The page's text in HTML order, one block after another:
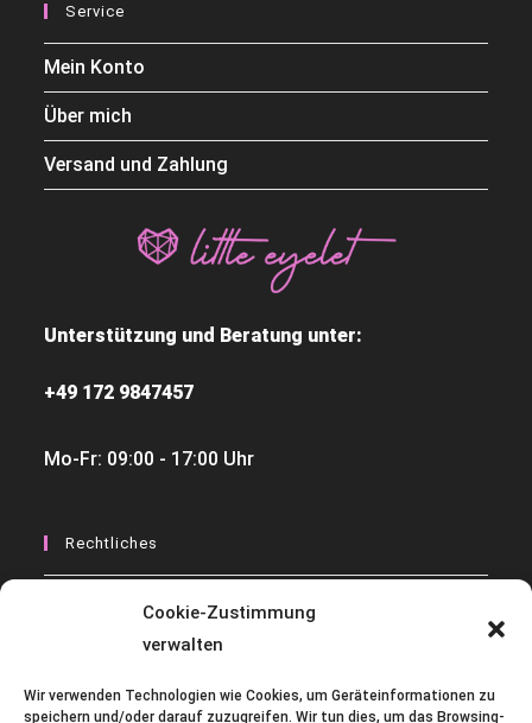
Cookie-Zustimmung
verwalten
Wir verwenden Technologien wie Cookies, um Geräteinformationen zu
speichern und/oder darauf zuzugreifen. Wir tun dies, um das Browsing-
Service
Mein Konto
Über mich
Versand und Zahlung
Unterstützung und Beratung unter:
+49 172 9847457
Mo-Fr: 09:00 - 17:00 Uhr
Rechtliches
Datenschutzerklärung
AGB